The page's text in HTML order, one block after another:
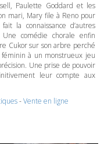
Paulette Goddard et les
mari, Mary file à Reno pour
la connaissance d’autres
comédie chorale enfin
Cukor sur son arbre perché
à un monstrueux jeu
Une prise de pouvoir
leur compte aux
-Vente en ligne